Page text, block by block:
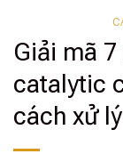
Giải mã
catalytic
cách xử